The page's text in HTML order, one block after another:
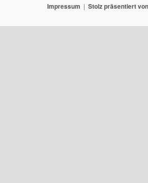
Impressum Stolz präsentiert